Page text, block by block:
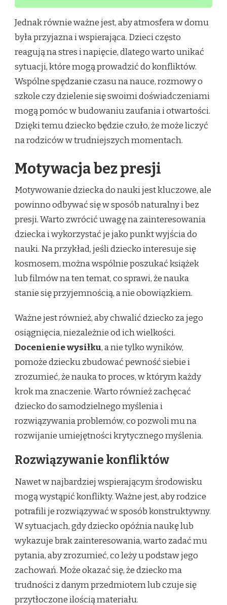
Jednak równie ważne jest, aby atmosfera w domu
była przyjazna i wspierająca. Dzieci często
reagują na stres i napięcie, dlatego warto unikać
sytuacji, które mogą prowadzić do konfliktów.
Wspólne spędzanie czasu na nauce, rozmowy o
szkole czy dzielenie się swoimi doświadczeniami
mogą pomóc w budowaniu zaufania i otwartości.
Dzięki temu dziecko będzie czuło, że może liczyć
na rodziców w trudniejszych momentach.
Motywacja bez presji
Motywowanie dziecka do nauki jest kluczowe, ale
powinno odbywać się w sposób naturalny i bez
presji. Warto zwrócić uwagę na zainteresowania
dziecka i wykorzystać je jako punkt wyjścia do
nauki. Na przykład, jeśli dziecko interesuje się
kosmosem, można wspólnie poszukać książek
lub filmów na ten temat, co sprawi, że nauka
stanie się przyjemnością, a nie obowiązkiem.
Ważne jest również, aby chwalić dziecko za jego
osiągnięcia, niezależnie od ich wielkości.
Docenienie wysiłku, a nie tylko wyników,
pomoże dziecku zbudować pewność siebie i
zrozumieć, że nauka to proces, w którym każdy
krok ma znaczenie. Warto również zachęcać
dziecko do samodzielnego myślenia i
rozwiązywania problemów, co pozwoli mu na
rozwijanie umiejętności krytycznego myślenia.
Rozwiązywanie konfliktów
Nawet w najbardziej wspierającym środowisku
mogą wystąpić konflikty. Ważne jest, aby rodzice
potrafili je rozwiązywać w sposób konstruktywny.
W sytuacjach, gdy dziecko opóźnia naukę lub
wykazuje brak zainteresowania, warto zadać mu
pytania, aby zrozumieć, co leży u podstaw jego
zachowań. Może okazać się, że dziecko ma
trudności z danym przedmiotem lub czuje się
przytłoczone ilością materiału.